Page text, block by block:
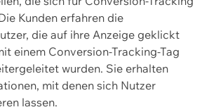
Kunden erfahren die
die auf ihre Anzeige geklickt
einem Conversion-Tracking-Tag
wurden. Sie erhalten
mit denen sich Nutzer
lassen.